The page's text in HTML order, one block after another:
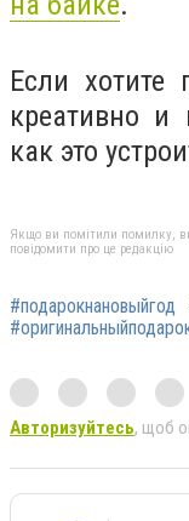
Если хотите
креативно и
как это
Якщо ви помітили помилку,
повідомити про це редакцію
#подарокнановыйгод
Авторизуйтесь, щоб